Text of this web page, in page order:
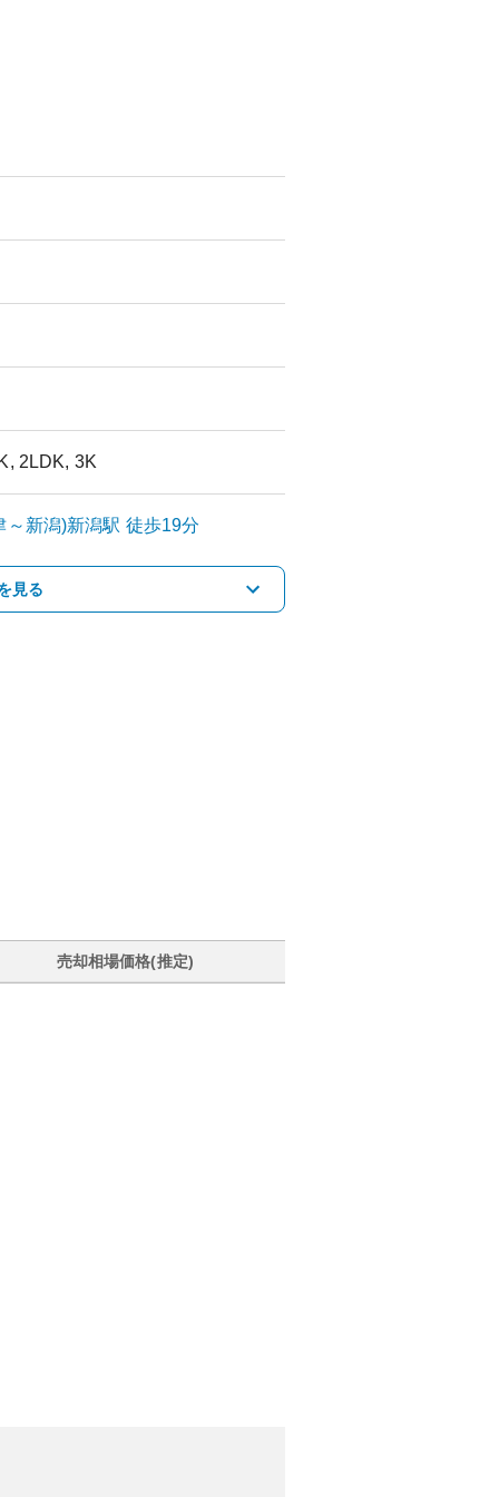
2LDK, 3K
～新潟)新潟駅 徒歩19分
見る
売却相場価格(推定)